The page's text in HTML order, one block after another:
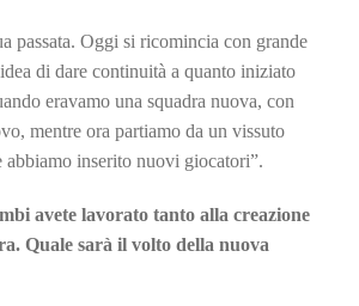
passata. Oggi si ricomincia con grande
di dare continuità a quanto iniziato
eravamo una squadra nuova, con
mentre ora partiamo da un vissuto
abbiamo inserito nuovi giocatori”.
avete lavorato tanto alla creazione
Quale sarà il volto della nuova